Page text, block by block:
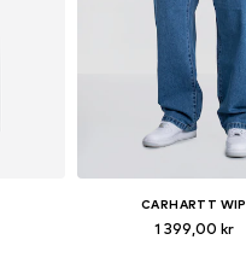
CARHARTT WIP
1 399,00 kr